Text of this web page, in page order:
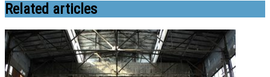
Related articles